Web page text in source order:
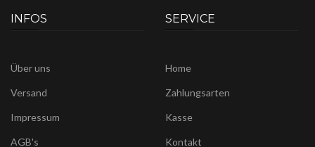
INFOS
Über uns
Versand
Impressum
AGB's
SERVICE
Home
Zahlungsarten
Kasse
Kontakt